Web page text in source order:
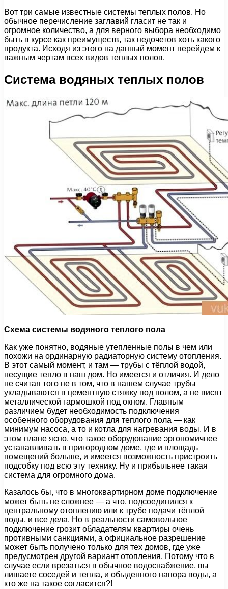
Вот три самые известные системы теплых полов. Но
обычное перечисление заглавий гласит не так и
огромное количество, а для верного выбора необходимо
быть в курсе как преимуществ, так недочетов хоть какого
продукта. Исходя из этого на данный момент перейдем к
важным чертам всех видов теплых полов.
Система водяных теплых полов
Схема системы водяного теплого пола
Как уже понятно, водяные утепленные полы в чем или
похожи на ординарную радиаторную систему отопления.
В этот самый момент, и там — трубы с тёплой водой,
несущие тепло в наш дом. Но имеется и отличия. И дело
не считая того не в том, что в нашем случае трубы
укладываются в цементную стяжку под полом, а не висят
металлической гармошкой под окном. Главным
различием будет необходимость подключения
особенного оборудования для теплого пола — как
минимум насоса, а то и котла для нагревания воды. И в
этом плане ясно, что такое оборудование эргономичнее
устанавливать в пригородном доме, где и площадь
помещений больше, и имеется возможность пристроить
подсобку под всю эту технику. Ну и прибыльнее такая
система для огромного дома.
Казалось бы, что в многоквартирном доме подключение
может быть не сложнее — а что, подсоединился к
центральному отоплению или к трубе подачи тёплой
воды, и все дела. Но в реальности самовольное
подключение грозит обладателям квартиры очень
противными санкциями, а официальное разрешение
может быть получено только для тех домов, где уже
предусмотрен другой вариант отопления. Потому что в
случае если врезаться в обычное водоснабжение, вы
лишаете соседей и тепла, и обыденного напора воды, а
кто же на такое согласится?!